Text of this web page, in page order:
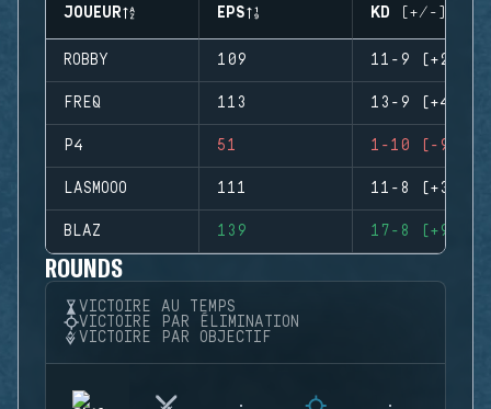
JOUEUR EPS KD (+/-)
ROBBY 109 11-9 (+2)
FREQ 113 13-9 (+4)
P4 51 1-10 (-9)
LASMOOO 111 11-8 (+3)
BLAZ 139 17-8 (+9)
ROUNDS
VICTOIRE AU TEMPS
VICTOIRE PAR ÉLIMINATION
VICTOIRE PAR OBJECTIF